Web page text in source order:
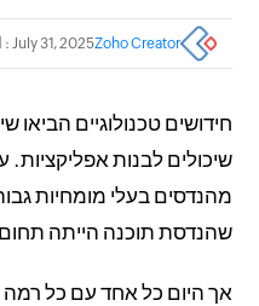
Zoho Creator
July 31, 2025
חידושים טכנולוגיים הביאו
שיכולים לבנות
מהנדסים בעלי מומחיות
שהנדסת תוכנה הייתה
אך היום כל אחד עם כל רמה